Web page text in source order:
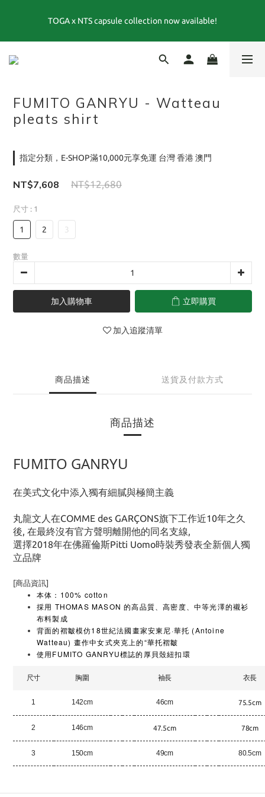
TOGA x NTS capsule collection now available!
夏末選品特別企劃1折起｜FINAL SUMMER SALE當季商品6折起, 滿
FRAPBOIS 25週年聯名系列 LEE × FRAPBOIS｜跨越經典與玩心的
特別聯名 💙
FUMITO GANRYU - Watteau
pleats shirt
指定分類，E-SHOP滿10,000元享免運 台灣 香港 澳門
NT$7,608 NT$12,680
尺寸 : 1
1 2 3
數量
加入購物車 立即購買
加入追蹤清單
商品描述 送貨及付款方式
商品描述
FUMITO GANRYU
在美式文化中添入獨有細膩與極簡主義
丸龍文人在COMME des GARÇONS旗下工作近10年之久
後, 在最終沒有官方聲明離開他的同名支線,
選擇2018年在佛羅倫斯Pitti Uomo時裝秀發表全新個人獨
立品牌
[商品資訊]
本体：100% cotton
採用 THOMAS MASON 的高品質、高密度、中等光澤的襯衫
布料製成
背面的褶皺模仿18世紀法國畫家安東尼·華托 (Antoine
Watteau) 畫作中女式夾克上的“華托褶皺
使用FUMITO GANRYU標誌的厚貝殼紐扣環
尺寸 胸圍 袖長 衣長
1 142cm 46cm 75.5cm
2 146cm 47.5cm 78cm
3 150cm 49cm 80.5cm